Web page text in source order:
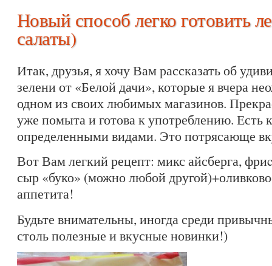
Новый способ легко готовить
салаты)
Итак, друзья, я хочу Вам рассказать об
зелени от «Белой дачи», которые я вчера
одном из своих любимых магазинов.
уже помыта и готова к употреблению. Есть
определенными видами. Это потрясающе
Вот Вам легкий рецепт: микс айсберга,
сыр «буко» (можно любой
аппетита!
Будьте внимательны, иногда среди
столь полезные и вкусные новинки!)